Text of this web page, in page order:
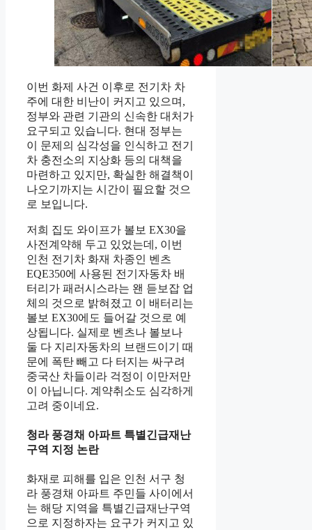
이번 화제 사건 이후로 전기차 차
주에 대한 비난이 커지고 있으며,
정부와 관련 기관의 신속한 대처가
요구되고 있습니다. 현대 정부는
이 문제의 심각성을 인식하고 전기
차 충전소의 지상화 등의 대책을
마련하고 있지만, 확실한 해결책이
나오기까지는 시간이 필요할 것으
로 보입니다.
저희 집도 와이프가 볼보 EX30을
사전계약해 두고 있었는데, 이번
인천 전기차 화재 차종인 벤츠
EQE350에 사용된 전기자동차 배
터리가 패러시스라는 왠 듣보잡 업
체의 것으로 밝혀졌고 이 배터리는
볼보 EX30에도 들어갈 것으로 예
상됩니다. 실제로 벤츠나 볼보나
둘 다 지리자동차의 브랜드이기 때
문에 폭탄 빼고 다 터지는 싸구려
중국산 차들이라 걱정이 이만저만
이 아닙니다. 계약취소도 심각하게
고려 중이네요.
청라 풍경채 아파트 특별긴급재난
구역 지정 논란
화재로 피해를 입은 인천 서구 청
라 풍경채 아파트 주민들 사이에서
는 해당 지역을 특별긴급재난구역
으로 지정하자는 요구가 커지고 있